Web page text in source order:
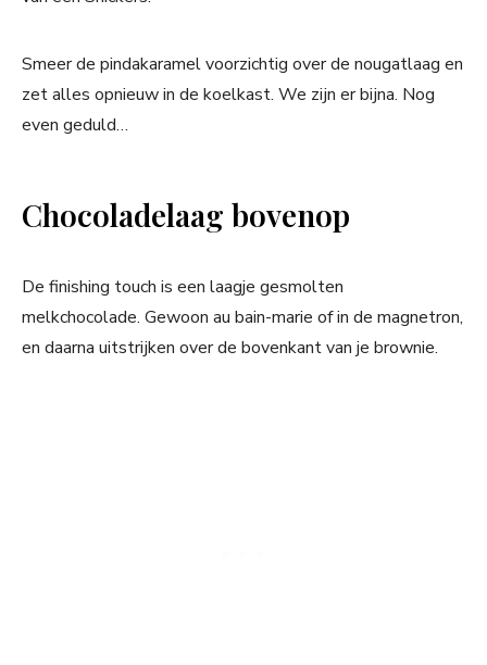
Smeer de pindakaramel voorzichtig over de nougatlaag en
zet alles opnieuw in de koelkast. We zijn er bijna. Nog
even geduld…
Chocoladelaag bovenop
De finishing touch is een laagje gesmolten
melkchocolade. Gewoon au bain-marie of in de magnetron,
en daarna uitstrijken over de bovenkant van je brownie.